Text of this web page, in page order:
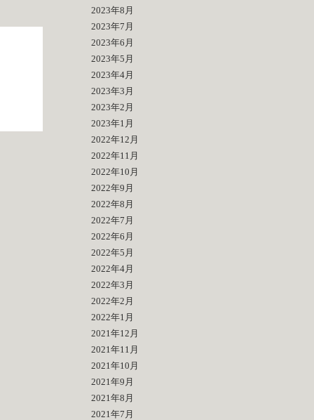
2023年8月
2023年7月
2023年6月
2023年5月
2023年4月
2023年3月
2023年2月
2023年1月
2022年12月
2022年11月
2022年10月
2022年9月
2022年8月
2022年7月
2022年6月
2022年5月
2022年4月
2022年3月
2022年2月
2022年1月
2021年12月
2021年11月
2021年10月
2021年9月
2021年8月
2021年7月